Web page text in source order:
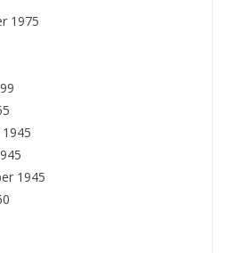
1975
1945